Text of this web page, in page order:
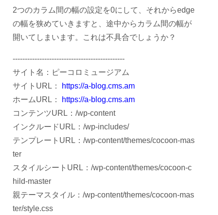
2つのカラム間の幅の設定を0にして、それからedge
の幅を狭めていきますと、途中からカラム間の幅が
開いてしまいます。これは不具合でしょうか？
----------------------------------------------
サイト名：ピーコロミュージアム
サイトURL：
https://a-blog.cms.am
ホームURL：
https://a-blog.cms.am
コンテンツURL：/wp-content
インクルードURL：/wp-includes/
テンプレートURL：/wp-content/themes/cocoon-mas
ter
スタイルシートURL：/wp-content/themes/cocoon-c
hild-master
親テーマスタイル：/wp-content/themes/cocoon-mas
ter/style.css